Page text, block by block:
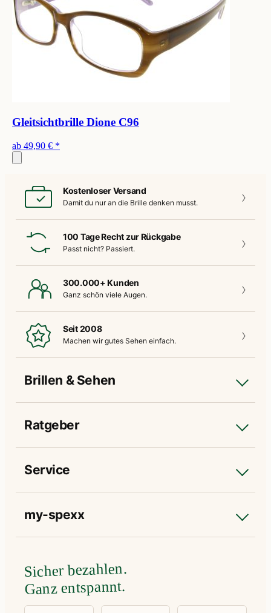
Gleitsichtbrille Dione C96
ab 49,90 € *
Kostenloser Versand
Damit du nur an die Brille denken musst.
100 Tage Recht zur Rückgabe
Passt nicht? Passiert.
300.000+ Kunden
Ganz schön viele Augen.
Seit 2008
Machen wir gutes Sehen einfach.
Brillen & Sehen
Ratgeber
Service
my-spexx
Sicher bezahlen.
Ganz entspannt.